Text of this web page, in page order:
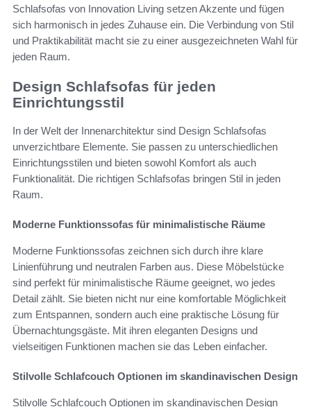
Schlafsofas von Innovation Living setzen Akzente und fügen
sich harmonisch in jedes Zuhause ein. Die Verbindung von Stil
und Praktikabilität macht sie zu einer ausgezeichneten Wahl für
jeden Raum.
Design Schlafsofas für jeden
Einrichtungsstil
In der Welt der Innenarchitektur sind Design Schlafsofas
unverzichtbare Elemente. Sie passen zu unterschiedlichen
Einrichtungsstilen und bieten sowohl Komfort als auch
Funktionalität. Die richtigen Schlafsofas bringen Stil in jeden
Raum.
Moderne Funktionssofas für minimalistische Räume
Moderne Funktionssofas zeichnen sich durch ihre klare
Linienführung und neutralen Farben aus. Diese Möbelstücke
sind perfekt für minimalistische Räume geeignet, wo jedes
Detail zählt. Sie bieten nicht nur eine komfortable Möglichkeit
zum Entspannen, sondern auch eine praktische Lösung für
Übernachtungsgäste. Mit ihren eleganten Designs und
vielseitigen Funktionen machen sie das Leben einfacher.
Stilvolle Schlafcouch Optionen im skandinavischen Design
Stilvolle Schlafcouch Optionen im skandinavischen Design